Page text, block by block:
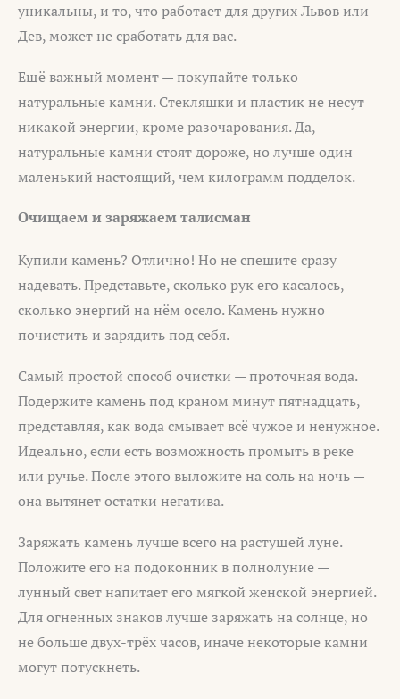
уникальны, и то, что работает для других Львов или
Дев, может не сработать для вас.
Ещё важный момент — покупайте только
натуральные камни. Стекляшки и пластик не несут
никакой энергии, кроме разочарования. Да,
натуральные камни стоят дороже, но лучше один
маленький настоящий, чем килограмм подделок.
Очищаем и заряжаем талисман
Купили камень? Отлично! Но не спешите сразу
надевать. Представьте, сколько рук его касалось,
сколько энергий на нём осело. Камень нужно
почистить и зарядить под себя.
Самый простой способ очистки — проточная вода.
Подержите камень под краном минут пятнадцать,
представляя, как вода смывает всё чужое и ненужное.
Идеально, если есть возможность промыть в реке
или ручье. После этого выложите на соль на ночь —
она вытянет остатки негатива.
Заряжать камень лучше всего на растущей луне.
Положите его на подоконник в полнолуние —
лунный свет напитает его мягкой женской энергией.
Для огненных знаков лучше заряжать на солнце, но
не больше двух-трёх часов, иначе некоторые камни
могут потускнеть.